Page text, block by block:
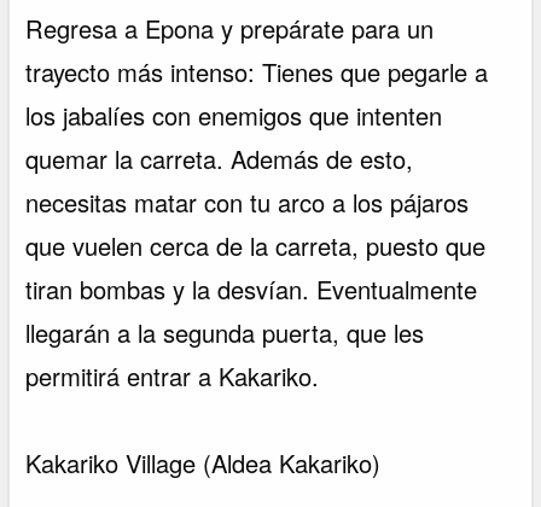
Regresa a Epona y prepárate para un
trayecto más intenso: Tienes que pegarle a
los jabalíes con enemigos que intenten
quemar la carreta. Además de esto,
necesitas matar con tu arco a los pájaros
que vuelen cerca de la carreta, puesto que
tiran bombas y la desvían. Eventualmente
llegarán a la segunda puerta, que les
permitirá entrar a Kakariko.
Kakariko Village (Aldea Kakariko)